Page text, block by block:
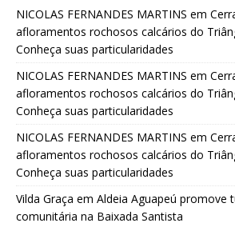
NICOLAS FERNANDES MARTINS em
afloramentos rochosos calcários do
Conheça suas particularidades
NICOLAS FERNANDES MARTINS em
afloramentos rochosos calcários do
Conheça suas particularidades
NICOLAS FERNANDES MARTINS em
afloramentos rochosos calcários do
Conheça suas particularidades
Vilda Graça em Aldeia Aguapeú promove
comunitária na Baixada Santista